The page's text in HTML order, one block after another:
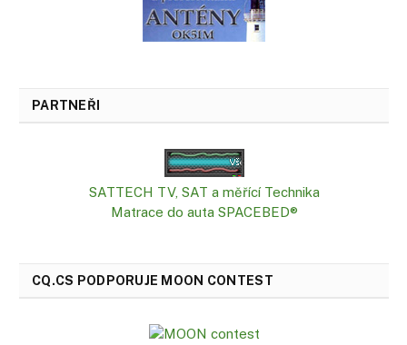
PARTNEŘI
SATTECH TV, SAT a měřící Technika
Matrace do auta SPACEBED®
CQ.CS PODPORUJE MOON CONTEST